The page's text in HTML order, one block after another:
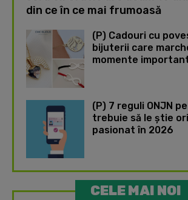
din ce în ce mai frumoasă
(P) Cadouri cu
bijuterii care
momente
(P) 7 reguli ONJN
trebuie să le știe
pasionat în 2026
CELE MAI NOI